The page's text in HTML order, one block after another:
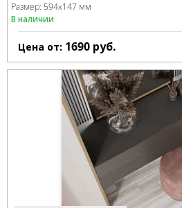
Размер: 594x147 мм
В наличии
Цена от: 1690 руб.